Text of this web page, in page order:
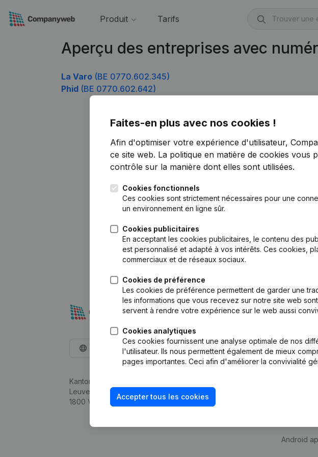
Produit Tarifs
Aperçu des entreprises avec
La Varo (BE 0770.602.345)
Phid (BE 0770.602.642)
Faites-en plus avec nos cookies !
Afin d'optimiser votre expérience d'utilisateur,
ce site web. La politique en matière de cookies vous
contrôle sur la manière dont elles sont utilisées.
Cookies fonctionnels
Ces cookies sont strictement nécessaires pour une
un environnement en ligne sûr.
Cookies publicitaires
En acceptant les cookies publicitaires, le contenu des
est personnalisé et adapté à vos intérêts. Ces cookies,
commerciaux et de réseaux sociaux.
Cookies de préférence
Les cookies de préférence permettent de garder une
les informations que vous recevez sur notre site web
servent à rendre votre expérience sur le web aussi
Cookies analytiques
Ces cookies fournissent une analyse optimale de nos
l'utilisateur. Ils nous permettent également de mieux
pages importantes. Ceci afin d'améliorer la convivialité
Accepter tous les cookies
Français
Kantorenpark Everest
Leuvensesteenweg 248D,
1800 Vilvoorde
Produit
Monitoring
Android